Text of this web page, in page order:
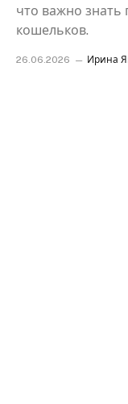
что важно знать
кошельков.
26.06.2026 Ирина